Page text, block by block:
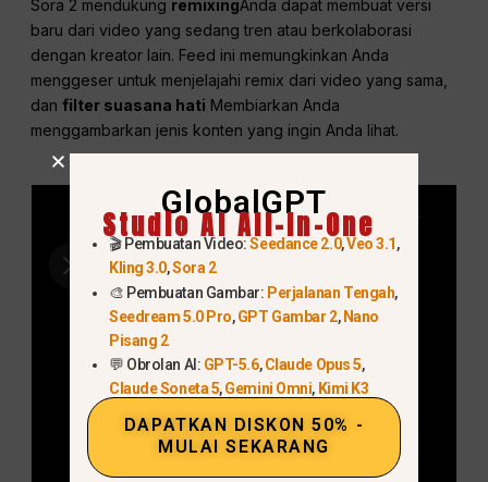
Sora 2 mendukung remixingAnda dapat membuat versi
baru dari video yang sedang tren atau berkolaborasi
dengan kreator lain. Feed ini memungkinkan Anda
menggeser untuk menjelajahi remix dari video yang sama,
danfilter suasana hati Membiarkan Anda
menggambarkan jenis konten yang ingin Anda lihat.
GlobalGPT
Studio AI All-In-One
🎬 Pembuatan Video:Seedance 2.0,Veo 3.1,
Kling 3.0,Sora 2
🎨 Pembuatan Gambar: Perjalanan Tengah,
Seedream 5.0 Pro,GPT Gambar 2, Nano
Pisang 2
💬 Obrolan AI: GPT-5.6,Claude Opus 5,
Claude Soneta 5,Gemini Omni, Kimi K3
DAPATKAN DISKON 50% -
MULAI SEKARANG